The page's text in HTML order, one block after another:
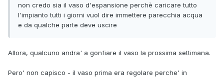
non credo sia il vaso d'espansione perchè caricare tutto
l'impianto tutti i giorni vuol dire immettere parecchia acqua
e da qualche parte deve uscire
Allora, qualcuno andra' a gonfiare il vaso la prossima settimana.
Pero' non capisco - il vaso prima era regolare perche' in